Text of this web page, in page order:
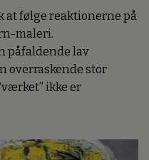
at følge reaktionerne på
maleri.
påfaldende lav
overraskende stor
ikke er